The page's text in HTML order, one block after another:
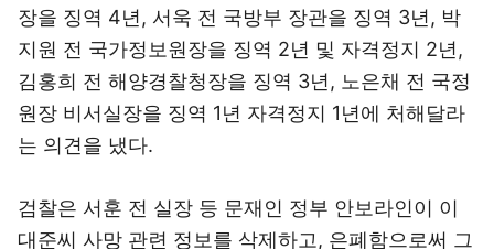
장을 징역 4년, 서욱 전 국방부 장관을 징역 3년, 박
지원 전 국가정보원장을 징역 2년 및 자격정지 2년,
김홍희 전 해양경찰청장을 징역 3년, 노은채 전 국정
원장 비서실장을 징역 1년 자격정지 1년에 처해달라
는 의견을 냈다.
검찰은 서훈 전 실장 등 문재인 정부 안보라인이 이
대준씨 사망 관련 정보를 삭제하고, 은폐함으로써 그